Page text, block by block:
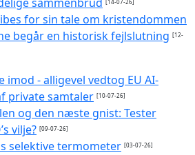
[14-07-26]
for sin tale om kristendommen
begår en historisk fejlslutning [12-
imod - alligevel vedtog EU AI-
private samtaler [10-07-26]
og den næste gnist: Tester
vilje? [09-07-26]
selektive termometer [03-07-26]